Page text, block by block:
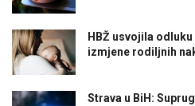
HBŽ usvojila
izmjene rodiljnih
Strava u BiH: